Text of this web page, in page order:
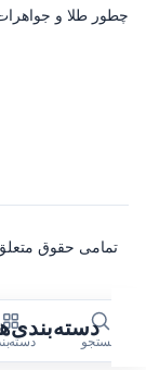
چطور طلا و
تمامی حقوق
جستجو